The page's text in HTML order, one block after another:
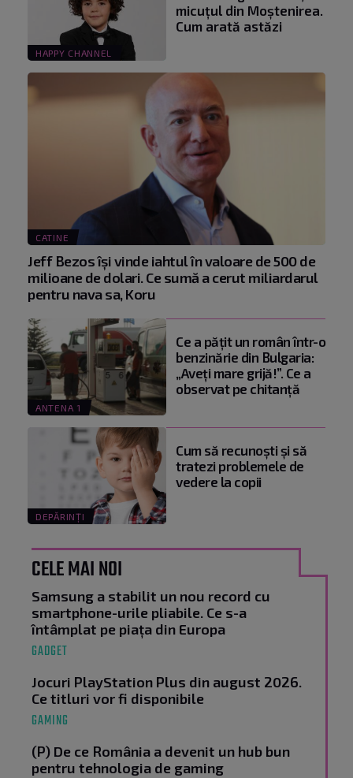
HAPPY CHANNEL
micuțul din Moștenirea.
Cum arată astăzi
CATINE
Jeff Bezos își vinde iahtul în valoare de 500 de
milioane de dolari. Ce sumă a cerut miliardarul
pentru nava sa, Koru
ANTENA 1
Ce a pățit un român într-o
benzinărie din Bulgaria:
„Aveți mare grijă!”. Ce a
observat pe chitanță
DEPĂRINȚI
Cum să recunoști și să
tratezi problemele de
vedere la copii
CELE MAI NOI
Samsung a stabilit un nou record cu
smartphone-urile pliabile. Ce s-a
întâmplat pe piața din Europa
GADGET
Jocuri PlayStation Plus din august 2026.
Ce titluri vor fi disponibile
GAMING
(P) De ce România a devenit un hub bun
pentru tehnologia de gaming